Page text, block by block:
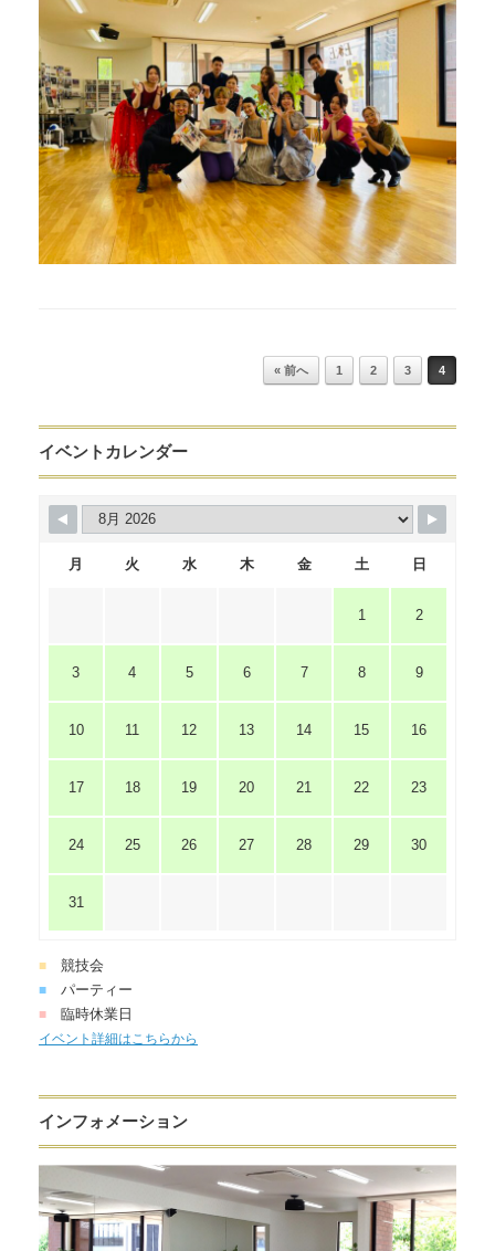
« 前へ 1 2 3 4
イベントカレンダー
月 火 水 木 金 土 日
1 2
3 4 5 6 7 8 9
10 11 12 13 14 15 16
17 18 19 20 21 22 23
24 25 26 27 28 29 30
31
■ 競技会
■ パーティー
■ 臨時休業日
イベント詳細はこちらから
インフォメーション